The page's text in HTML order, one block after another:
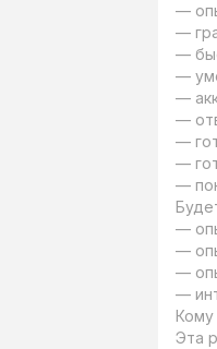
—
—
—
—
—
—
—
—
—
—
—
—
—
Кому
Эта